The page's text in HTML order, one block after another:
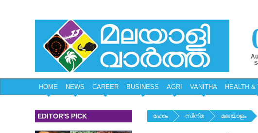
1
HOME NEWS CAREER BUSINESS AGRI VANITHA HEALTH &
EDITOR'S PICK ഹോം സിനിമ മലയാളം